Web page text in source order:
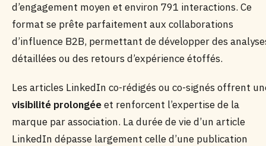
d’engagement moyen et environ 791 interactions. Ce
format se prête parfaitement aux collaborations
d’influence B2B, permettant de développer des
détaillées ou des retours d’expérience étoffés.
Les articles LinkedIn co-rédigés ou co-signés offrent
visibilité prolongéeet renforcent l’expertise de la
marque par association. La durée de vie d’un article
LinkedIn dépasse largement celle d’une publication